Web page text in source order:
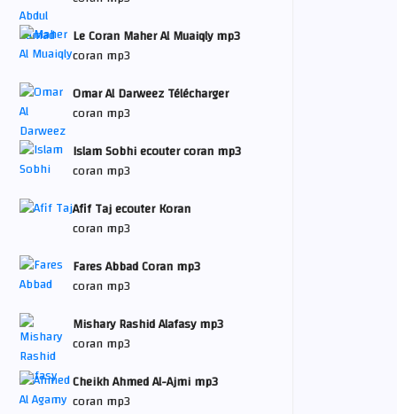
Le Coran Maher Al Muaiqly mp3
coran mp3
Omar Al Darweez Télécharger
coran mp3
Islam Sobhi ecouter coran mp3
coran mp3
Afif Taj ecouter Koran
coran mp3
Fares Abbad Coran mp3
coran mp3
Mishary Rashid Alafasy mp3
coran mp3
Cheikh Ahmed Al-Ajmi mp3
coran mp3